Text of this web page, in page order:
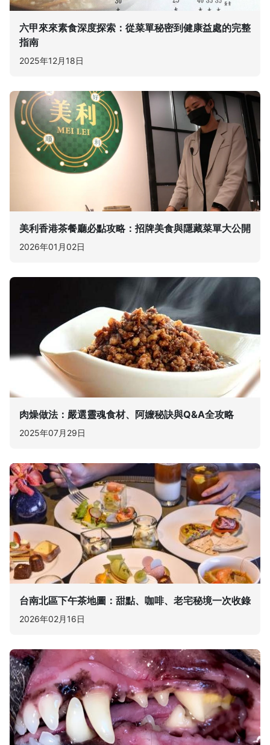
六甲來來素食深度探索：從菜單秘密到健康益處的完整
指南
2025年12月18日
美利香港茶餐廳必點攻略：招牌美食與隱藏菜單大公開
2026年01月02日
肉燥做法：嚴選靈魂食材、阿嬤秘訣與Q&A全攻略
2025年07月29日
台南北區下午茶地圖：甜點、咖啡、老宅秘境一次收錄
2026年02月16日